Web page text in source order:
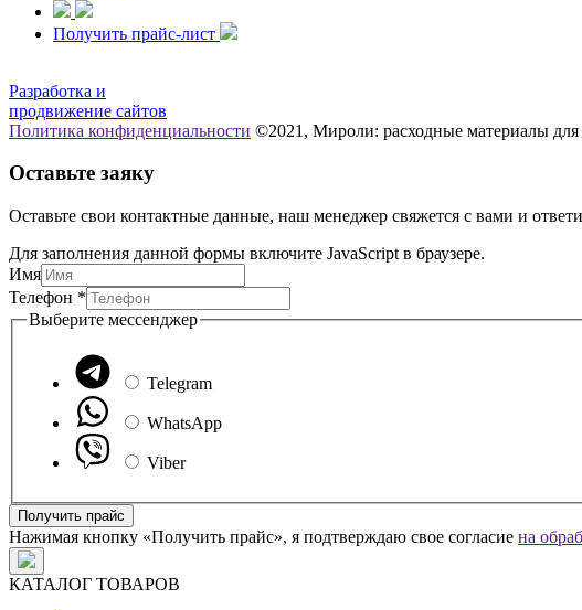
Получить прайс-лист
Разработка и
продвижение сайтов
Политика конфиденциальности ©2021, Мироли: расходные материалы
Оставьте заяку
Оставьте свои контактные данные, наш менеджер свяжется с вами и
Для заполнения данной формы включите JavaScript в браузере.
Имя
Телефон *
мессенджер
Выберите мессенджер
Telegram
WhatsApp
Viber
Получить прайс
Нажимая кнопку «Получить прайс», я подтверждаю свое согласие на
КАТАЛОГ ТОВАРОВ